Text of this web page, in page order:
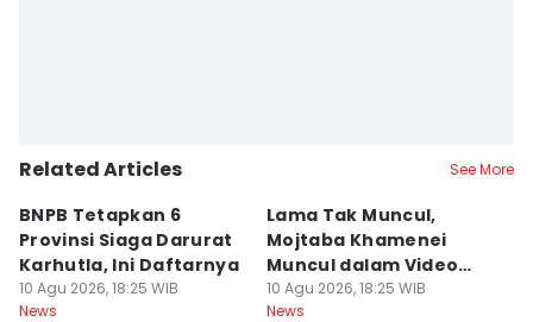
Related Articles See More
BNPB Tetapkan 6
Provinsi Siaga Darurat
Karhutla, Ini Daftarnya
10 Agu 2026, 18:25 WIB
News
Lama Tak Muncul,
Mojtaba Khamenei
Muncul dalam Video
Perdana 13 Detik
10 Agu 2026, 18:25 WIB
News